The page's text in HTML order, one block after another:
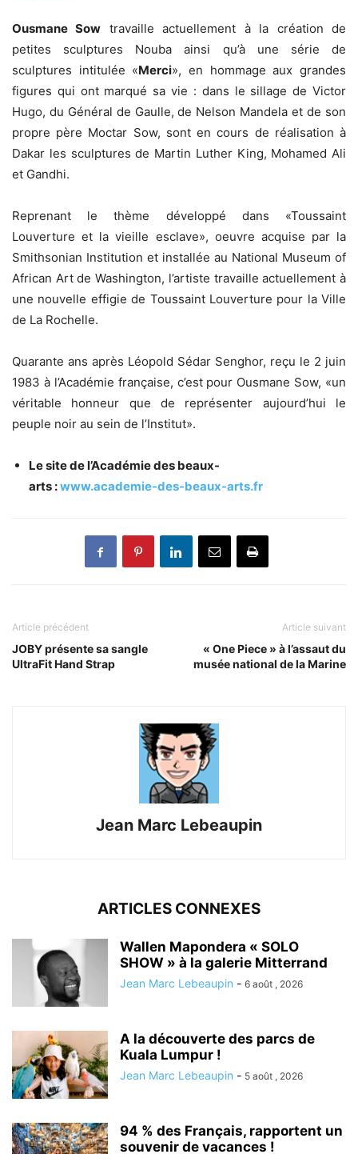
Ousmane Sow travaille actuellement à la création de
petites sculptures Nouba ainsi qu’à une série de
sculptures intitulée «Merci», en hommage aux grandes
figures qui ont marqué sa vie : dans le sillage de Victor
Hugo, du Général de Gaulle, de Nelson Mandela et de son
propre père Moctar Sow, sont en cours de réalisation à
Dakar les sculptures de Martin Luther King, Mohamed Ali
et Gandhi.
Reprenant le thème développé dans «Toussaint
Louverture et la vieille esclave», oeuvre acquise par la
Smithsonian Institution et installée au National Museum of
African Art de Washington, l’artiste travaille actuellement à
une nouvelle effigie de Toussaint Louverture pour la Ville
de La Rochelle.
Quarante ans après Léopold Sédar Senghor, reçu le 2 juin
1983 à l’Académie française, c’est pour Ousmane Sow, «un
véritable honneur que de représenter aujourd’hui le
peuple noir au sein de l’Institut».
Le site de l’Académie des beaux-
arts :www.academie-des-beaux-arts.fr
Article précédent
JOBY présente sa sangle
UltraFit Hand Strap
Article suivant
« One Piece » à l’assaut du
musée national de la Marine
Jean Marc Lebeaupin
ARTICLES CONNEXES
Wallen Mapondera « SOLO
SHOW » à la galerie Mitterrand
Jean Marc Lebeaupin - 6 août , 2026
A la découverte des parcs de
Kuala Lumpur !
Jean Marc Lebeaupin - 5 août , 2026
94 % des Français, rapportent un
souvenir de vacances !